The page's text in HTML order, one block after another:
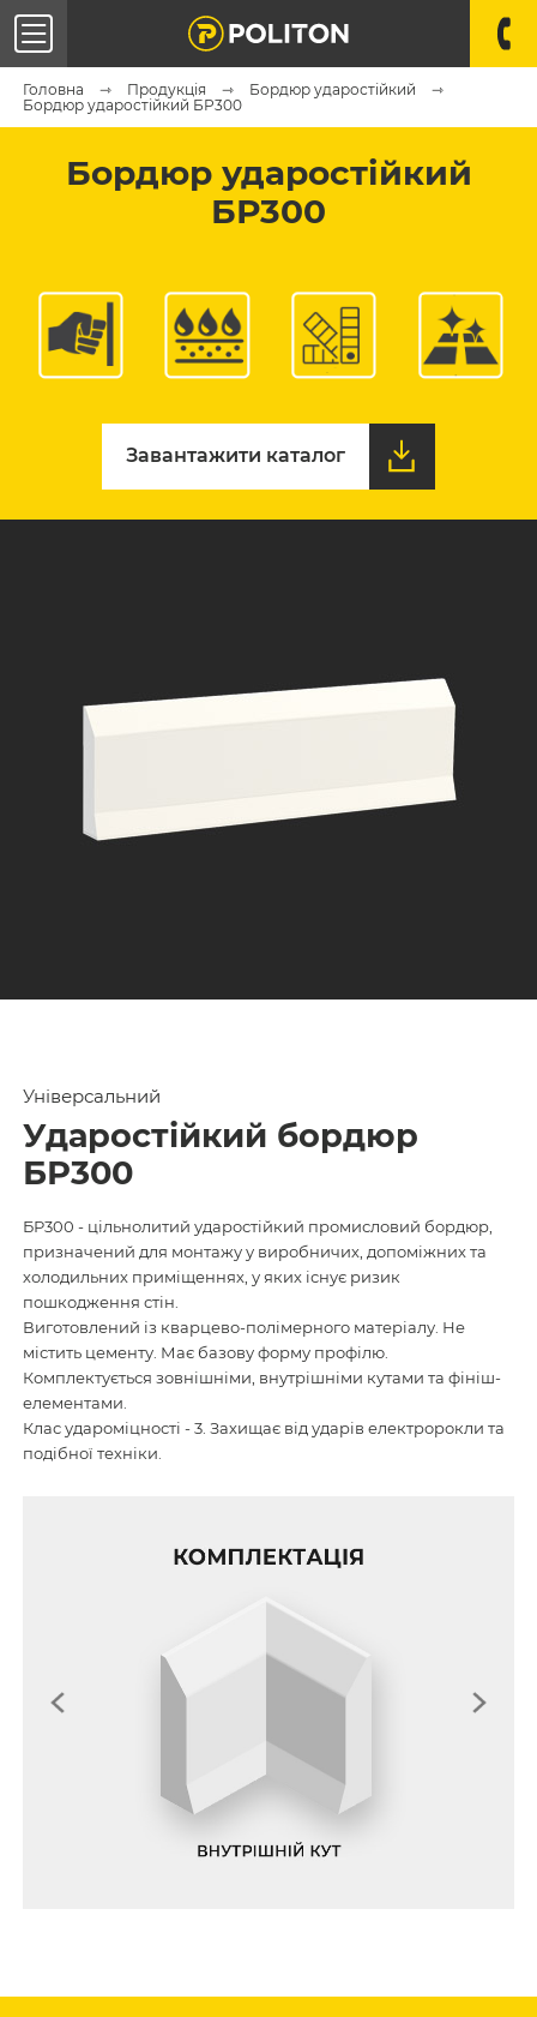
Головна Продукція
Бордюр ударостійкий
Бордюр ударостійкий БР300
Бордюр ударостійкий
БР300
Завантажити каталог
Завантажити каталог
Універсальний
Ударостійкий бордюр
БР300
БР300 - цільнолитий ударостійкий промисловий бордюр,
призначений для монтажу у виробничих, допоміжних та
холодильних приміщеннях, у яких існує ризик
пошкодження стін.
Виготовлений із кварцево-полімерного матеріалу. Не
містить цементу. Має базову форму профілю.
Комплектується зовнішніми, внутрішніми кутами та фініш-
елементами.
Клас удароміцності - 3. Захищає від ударів електророкли та
подібної техніки.